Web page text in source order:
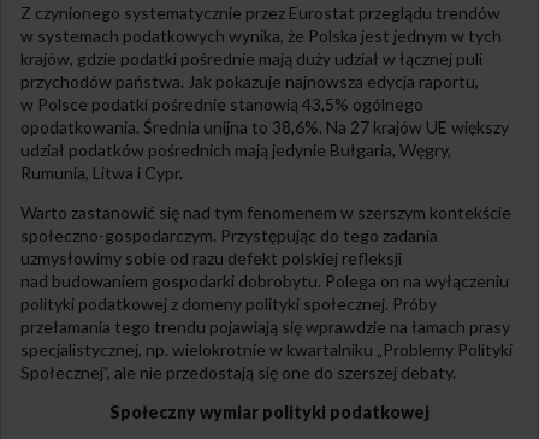
Z czynionego systematycznie przez Eurostat przeglądu trendów
w systemach podatkowych wynika, że Polska jest jednym w tych
krajów, gdzie podatki pośrednie mają duży udział w łącznej puli
przychodów państwa. Jak pokazuje najnowsza edycja raportu,
w Polsce podatki pośrednie stanowią 43,5% ogólnego
opodatkowania. Średnia unijna to 38,6%. Na 27 krajów UE większy
udział podatków pośrednich mają jedynie Bułgaria, Węgry,
Rumunia, Litwa i Cypr.
Warto zastanowić się nad tym fenomenem w szerszym kontekście
społeczno-gospodarczym. Przystępując do tego zadania
uzmysłowimy sobie od razu defekt polskiej refleksji
nad budowaniem gospodarki dobrobytu. Polega on na wyłączeniu
polityki podatkowej z domeny polityki społecznej. Próby
przełamania tego trendu pojawiają się wprawdzie na łamach prasy
specjalistycznej, np. wielokrotnie w kwartalniku „Problemy Polityki
Społecznej”, ale nie przedostają się one do szerszej debaty.
Społeczny wymiar polityki podatkowej